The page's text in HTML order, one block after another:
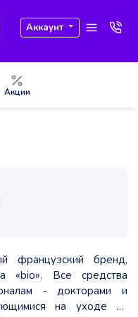
Аккаунт
Акции
французский бренд,
«bio». Все средства
- докторами и
на уходе за